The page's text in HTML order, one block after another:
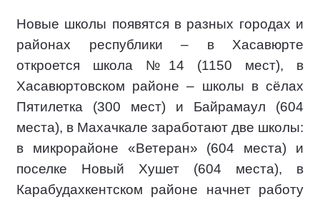
Новые школы появятся в разных городах и
районах республики – в Хасавюрте
откроется школа №14 (1150 мест), в
Хасавюртовском районе – школы в сёлах
Пятилетка (300 мест) и Байрамаул (604
места), в Махачкале заработают две школы:
в микрорайоне «Ветеран» (604 места) и
поселке Новый Хушет (604 места), в
Карабудахкентском районе начнет работу